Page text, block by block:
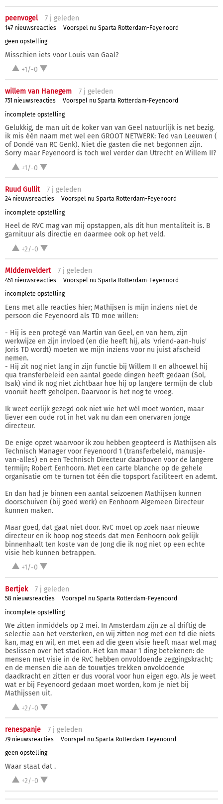
peenvogel 7 j geleden
147 nieuwsreacties
Voorspel nu Sparta Rotterdam-Feyenoord
geen opstelling
Misschien iets voor Louis van Gaal?
+1/-0
willem van Hanegem 7 j geleden
751 nieuwsreacties
Voorspel nu Sparta Rotterdam-Feyenoord
incomplete opstelling
Gelukkig, de man uit de koker van van Geel natuurlijk is net bezig.
ik mis één naam met wel een GROOT NETWERK: Ted van Leeuwen (
of Dondé van RC Genk). Niet die gasten die net begonnen zijn.
Sorry maar Feyenoord is toch wel verder dan Utrecht en Willem II?
+1/-0
Ruud Gullit 7 j geleden
24 nieuwsreacties
Voorspel nu Sparta Rotterdam-Feyenoord
incomplete opstelling
Heel de RVC mag van mij opstappen, als dit hun mentaliteit is. B
garnituur als directie en daarmee ook op het veld.
+2/-0
MIddenveldert 7 j geleden
451 nieuwsreacties
Voorspel nu Sparta Rotterdam-Feyenoord
incomplete opstelling
Eens met alle reacties hier; Mathijsen is mijn inziens niet de
persoon die Feyenoord als TD moe willen:
- Hij is een protegé van Martin van Geel, en van hem, zijn
werkwijze en zijn invloed (en die heeft hij, als 'vriend-aan-huis'
Joris TD wordt) moeten we mijn inziens voor nu juist afscheid
nemen.
- Hij zit nog niet lang in zijn functie bij Willem II en alhoewel hij
qua transferbeleid een aantal goede dingen heeft gedaan (Sol,
Isak) vind ik nog niet zichtbaar hoe hij op langere termijn de club
vooruit heeft geholpen. Daarvoor is het nog te vroeg.
Ik weet eerlijk gezegd ook niet wie het wél moet worden, maar
liever een oude rot in het vak nu dan een onervaren jonge
directeur.
De enige opzet waarvoor ik zou hebben geopteerd is Mathijsen als
Technisch Manager voor Feyenoord 1 (transferbeleid, manusje-
van-alles) en een Technisch Directeur daarboven voor de langere
termijn; Robert Eenhoorn. Met een carte blanche op de gehele
organisatie om te turnen tot één die topsport faciliteert en ademt.
En dan had je binnen een aantal seizoenen Mathijsen kunnen
doorschuiven (bij goed werk) en Eenhoorn Algemeen Directeur
kunnen maken.
Maar goed, dat gaat niet door. RvC moet op zoek naar nieuwe
directeur en ik hoop nog steeds dat men Eenhoorn ook gelijk
binnenhaalt ten koste van de Jong die ik nog niet op een echte
visie heb kunnen betrappen.
+1/-0
Bertjek 7 j geleden
58 nieuwsreacties
Voorspel nu Sparta Rotterdam-Feyenoord
incomplete opstelling
We zitten inmiddels op 2 mei. In Amsterdam zijn ze al driftig de
selectie aan het versterken, en wij zitten nog met een td die niets
kan, mag en wil, en met een ad die geen visie heeft maar wel mag
beslissen over het stadion. Het kan maar 1 ding betekenen: de
mensen met visie in de RvC hebben onvoldoende zeggingskracht;
en de mensen die aan de touwtjes trekken onvoldoende
daadkracht en zitten er dus vooral voor hun eigen ego. Als je weet
wat er bij Feyenoord gedaan moet worden, kom je niet bij
Mathijssen uit.
+2/-0
renespanje 7 j geleden
79 nieuwsreacties
Voorspel nu Sparta Rotterdam-Feyenoord
geen opstelling
Waar staat dat .
+2/-0